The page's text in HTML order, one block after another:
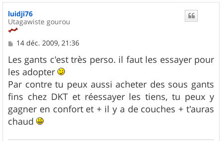
u
luidji76
Utagawiste gourou
M
s
s
a
g
e
14 déc. 2009, 21:36
Les gants c'est très perso. il faut les essayer pour
les adopter
Par contre tu peux aussi acheter des sous gants
fins chez DKT et réessayer les tiens, tu peux y
gagner en confort et + il y a de couches + t'auras
chaud